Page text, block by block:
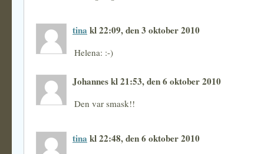
tina kl 22:09, den 3 oktober 2010
Helena: :-)
Johannes kl 21:53, den 6 oktober 2010
Den var smask!!
tina kl 22:48, den 6 oktober 2010